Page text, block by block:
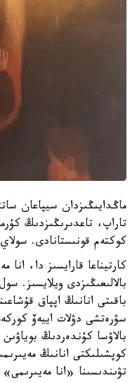
ماڭدايىڭىزدان سيپاعان
تاراپ، تاعدىرىڭىزدىڭ
كوكتەم قونىستانادى.
كارتيناعا قارايسىز دا،
بالالىعىڭىزدى ويلايسىز.
باقىتى انانىڭ اپپاق
سۋرەتشى دۋلات اييەۆ
بالاۋسا كۇندەردىڭ
كوپشىلىكتى انانىڭ
تۋىندىسىنا «انا